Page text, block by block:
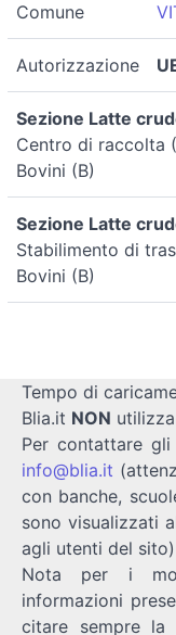
Comune
Autorizzazione
Sezione Latte
Centro di raccolta
Bovini (B)
Sezione Latte
Stabilimento di
Bovini (B)
Tempo di
Blia.it NON
Per contattare
info@blia.it
con banche,
sono visualizzati
agli utenti del sito)
Nota per i
informazioni
citare sempre la